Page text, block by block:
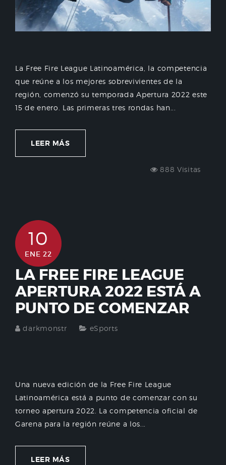
La Free Fire League Latinoamérica, la competencia
que reúne a los mejores sobrevivientes de la
región, comenzó su temporada Apertura 2022 este
15 de enero. Las primeras tres rondas han...
LEER MÁS
888 Visitas
10
ENE 22
LA FREE FIRE LEAGUE
APERTURA 2022 ESTÁ A
PUNTO DE COMENZAR
darkmonstr eSports
Una nueva edición de la Free Fire League
Latinoamérica está a punto de comenzar con su
torneo apertura 2022. La competencia oficial de
Garena para la región reúne a los...
LEER MÁS